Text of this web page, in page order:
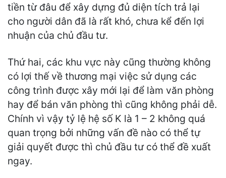
tiền từ đâu để xây dựng đủ diện tích trả lại
cho người dân đã là rất khó, chưa kể đến lợi
nhuận của chủ đầu tư.
Thứ hai, các khu vực này cũng thường không
có lợi thế về thương mại việc sử dụng các
công trình được xây mới lại để làm văn phòng
hay để bán văn phòng thì cũng không phải dễ.
Chính vì vậy tỷ lệ hệ số K là 1 – 2 không quá
quan trọng bởi những vấn đề nào có thể tự
giải quyết được thì chủ đầu tư có thể đề xuất
ngay.